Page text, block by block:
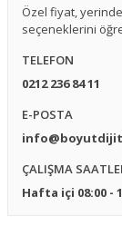
Özel fiyat,
seçeneklerini
TELEFON
0212 236 84 11
E-POSTA
ÇALIŞMA
Hafta içi 08:00 -